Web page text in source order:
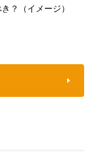
？（イメージ）